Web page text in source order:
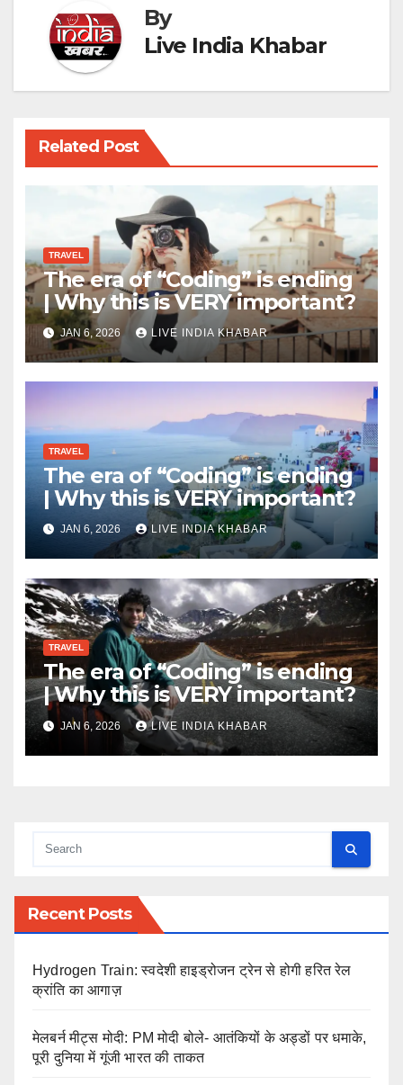
By
Live India Khabar
Related Post
TRAVEL
The era of “Coding” is ending
| Why this is VERY important?
JAN 6, 2026 LIVE INDIA KHABAR
TRAVEL
The era of “Coding” is ending
| Why this is VERY important?
JAN 6, 2026 LIVE INDIA KHABAR
TRAVEL
The era of “Coding” is ending
| Why this is VERY important?
JAN 6, 2026 LIVE INDIA KHABAR
Recent Posts
Hydrogen Train: स्वदेशी हाइड्रोजन ट्रेन से होगी हरित रेल
क्रांति का आगाज़
मेलबर्न मीट्स मोदी: PM मोदी बोले- आतंकियों के अड्डों पर धमाके,
पूरी दुनिया में गूंजी भारत की ताकत